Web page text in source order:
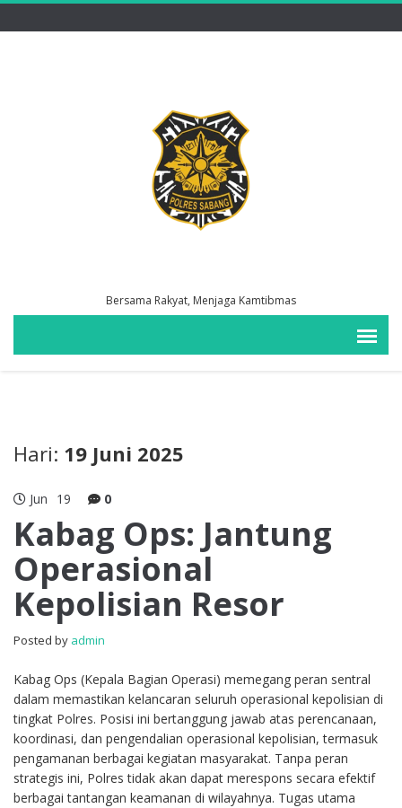
Bersama Rakyat, Menjaga Kamtibmas
Hari: 19 Juni 2025
Jun 19 0
Kabag Ops: Jantung
Operasional
Kepolisian Resor
Posted by admin
Kabag Ops (Kepala Bagian Operasi) memegang peran sentral
dalam memastikan kelancaran seluruh operasional kepolisian di
tingkat Polres. Posisi ini bertanggung jawab atas perencanaan,
koordinasi, dan pengendalian operasional kepolisian, termasuk
pengamanan berbagai kegiatan masyarakat. Tanpa peran
strategis ini, Polres tidak akan dapat merespons secara efektif
berbagai tantangan keamanan di wilayahnya. Tugas utama